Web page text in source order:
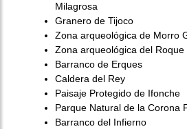
Milagrosa
Granero de Tijoco
Zona arqueológica de Morro
Zona arqueológica del Roque
Barranco de Erques
Caldera del Rey
Paisaje Protegido de Ifonche
Parque Natural de la Corona
Barranco del Infierno